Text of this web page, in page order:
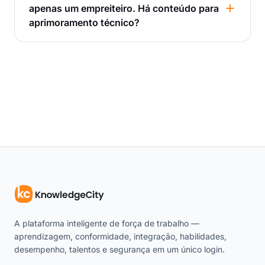
apenas um empreiteiro. Há conteúdo para
aprimoramento técnico?
A plataforma inteligente de força de trabalho —
aprendizagem, conformidade, integração, habilidades,
desempenho, talentos e segurança em um único login.